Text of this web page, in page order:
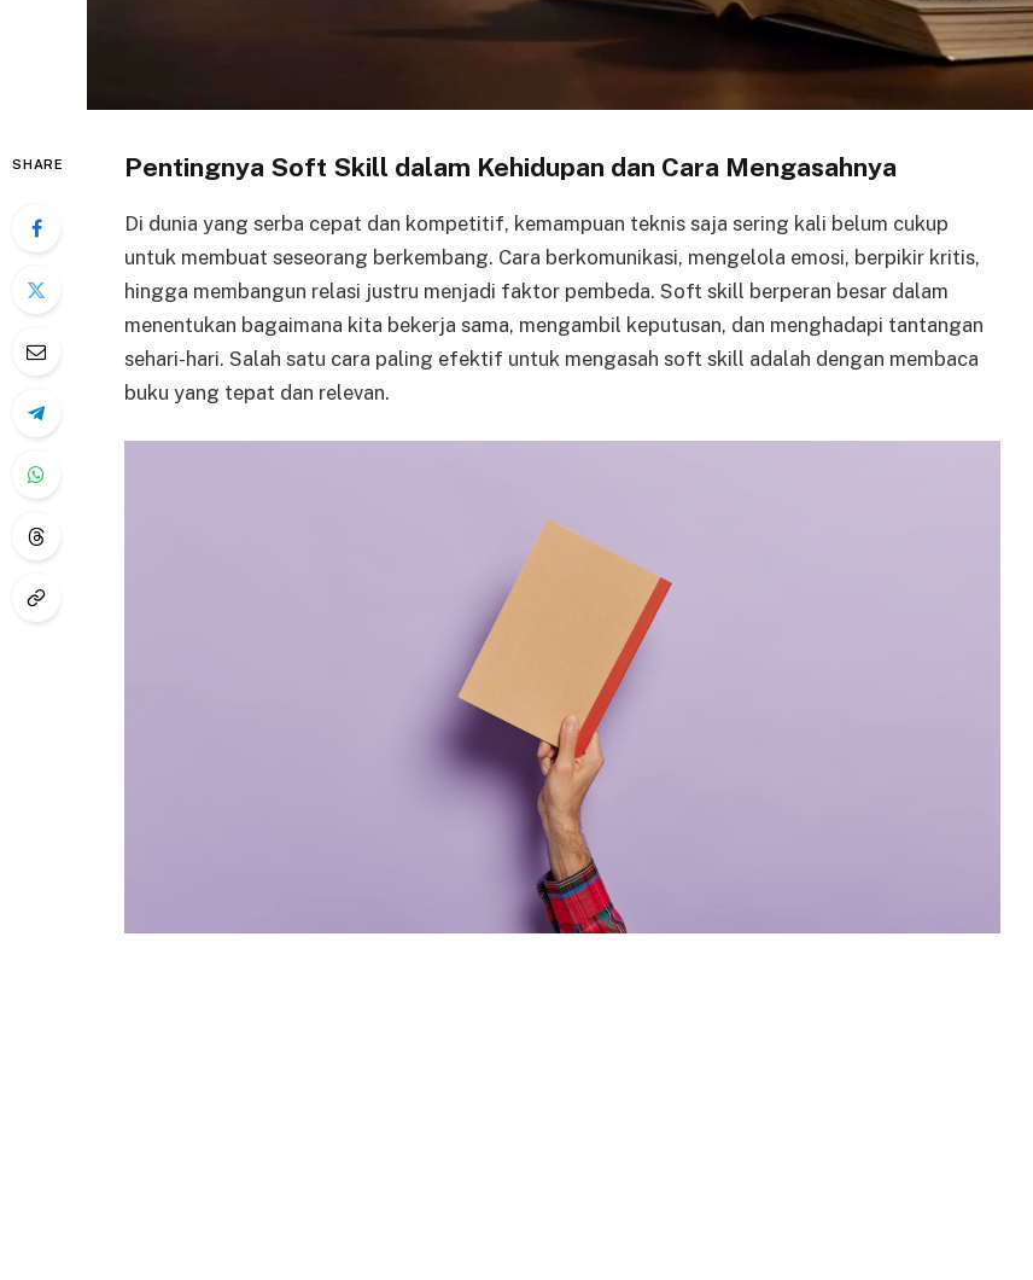
SHARE Pentingnya Soft Skill dalam Kehidupan dan Cara Mengasahnya
Di dunia yang serba cepat dan kompetitif, kemampuan teknis saja sering kali belum cukup
untuk membuat seseorang berkembang. Cara berkomunikasi, mengelola emosi, berpikir kritis,
hingga membangun relasi justru menjadi faktor pembeda. Soft skill berperan besar dalam
menentukan bagaimana kita bekerja sama, mengambil keputusan, dan menghadapi tantangan
sehari-hari. Salah satu cara paling efektif untuk mengasah soft skill adalah dengan membaca
buku yang tepat dan relevan.